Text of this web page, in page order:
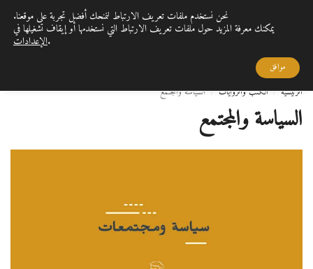
القائمة
بحث
0
القراءة تمنحنا الفرصة لاكتساب الحكمة والمعرفة التي تثري حياتنا، وتزيدها قيمة وعمقًا
الرئيسية / الكتب والروايات / السياسة والمجتمع
السياسة والمجتمع
نحن نستخدم ملفات تعريف الارتباط لنمنحك أفضل تجربة على موقعنا.
يمكنك معرفة المزيد حول ملفات تعريف الارتباط التي نستخدمها أو إيقاف تشغيلها في
الإعدادات.
موافق